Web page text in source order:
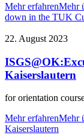
Mehr erfahrenMehr
down in the TUK
22. August 2023
Kaiserslautern
for orientation
Mehr erfahrenMehr
Kaiserslautern